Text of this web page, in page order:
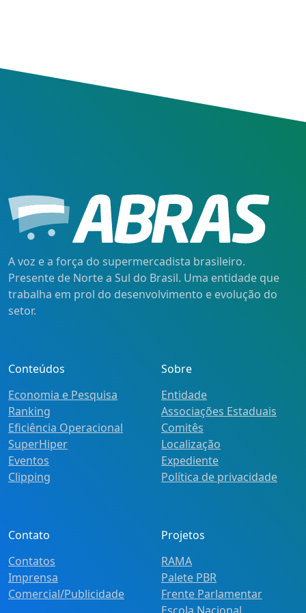
A voz e a força do supermercadista brasileiro.
Presente de Norte a Sul do Brasil. Uma entidade que
trabalha em prol do desenvolvimento e evolução do
setor.
Conteúdos
Economia e Pesquisa
Ranking
Eficiência Operacional
SuperHiper
Eventos
Clipping
Sobre
Entidade
Associações Estaduais
Comitês
Localização
Expediente
Política de privacidade
Contato
Contatos
Imprensa
Comercial/Publicidade
Projetos
RAMA
Palete PBR
Frente Parlamentar